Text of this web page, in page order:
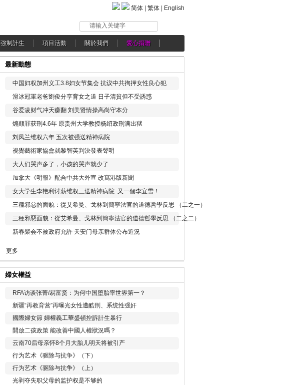
简体 繁体 English
请输入关键字
強制計生 項目活動 關於我們 愛心捐贈
最新動態
中国妇权加州义工3.8妇女节集会 抗议中共拘押女性良心犯
滑冰冠軍老爸劉俊分享育女之道 日子清貧但不受誘惑
谷爱凌财气冲天赚翻 刘美贤情操高尚守本分
煽颠罪获刑4.6年 原贵州大学教授杨绍政刑满出狱
刘凤兰维权六年 五次被强送精神病院
視覺藝術家協會就黎智英判決發表聲明
大人们哭声多了，小孩的哭声就少了
加拿大《明報》配合中共大外宣 改寫港版新聞
女大学生李艳利讨薪维权三送精神病院 又一個李宜雪！
三種邪惡的面貌：從艾希曼、戈林到簡寧法官的道德哲學反思 （二之一）
三種邪惡面貌：從艾希曼、戈林到簡寧法官的道德哲學反思 （二之二）
新春聚会不被政府允許 天安门母亲群体公布近況
更多
婦女權益
RFA访谈张菁/易富贤：为何中国堕胎率世界第一？
新疆“再教育营”再曝光女性遭酷刑、系统性强奸
國際婦女節 婦權義工華盛頓控訴計生暴行
開放二孩政策 能改善中國人權狀況嗎？
云南70后母亲怀8个月大胎儿明天将被引产
行为艺术《驱除与抗争》（下）
行为艺术《驱除与抗争》（上）
光剥夺失职父母的监护权是不够的